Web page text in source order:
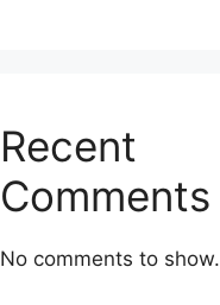
Recent
Comments
No comments to show.